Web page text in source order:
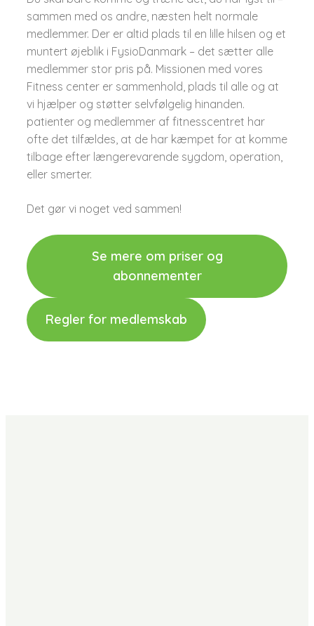
sammen med os andre, næsten helt normale
medlemmer.​ Der er altid plads til en lille hilsen og et
muntert øjeblik i FysioDanmark – det sætter alle
medlemmer stor pris på. Missionen med vores
Fitness center er sammenhold, plads til alle og at
vi hjælper og støtter selvfølgelig hinanden.​
patienter og medlemmer af fitnesscentret har
ofte det tilfældes, at de har kæmpet for at komme
tilbage efter længerevarende sygdom, operation,
eller smerter.​
Det gør vi noget ved sammen!​​
Se mere om priser og
abonnementer
Regler for medlemskab